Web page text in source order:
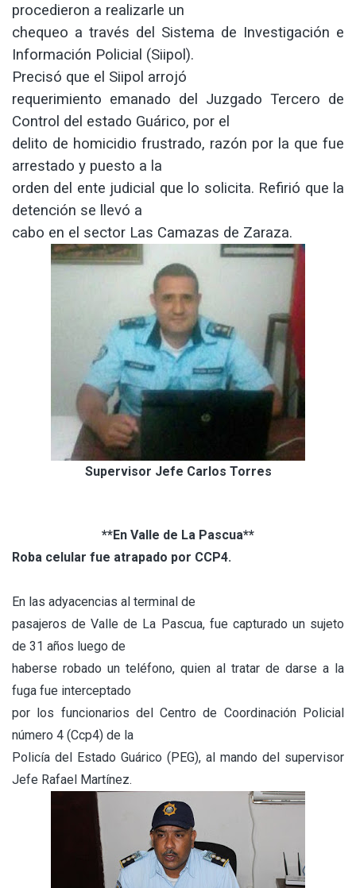
procedieron a realizarle un
chequeo a través del Sistema de Investigación e
Información Policial (Siipol).
Precisó que el Siipol arrojó
requerimiento emanado del Juzgado Tercero de
Control del estado Guárico, por el
delito de homicidio frustrado, razón por la que fue
arrestado y puesto a la
orden del ente judicial que lo solicita. Refirió que la
detención se llevó a
cabo en el sector Las Camazas de Zaraza.
Supervisor Jefe Carlos Torres
**En Valle de La Pascua**
Roba celular fue atrapado por CCP4.
En las adyacencias al terminal de
pasajeros de Valle de La Pascua, fue capturado un sujeto
de 31 años luego de
haberse robado un teléfono, quien al tratar de darse a la
fuga fue interceptado
por los funcionarios del Centro de Coordinación Policial
número 4 (Ccp4) de la
Policía del Estado Guárico (PEG), al mando del supervisor
Jefe Rafael Martínez.